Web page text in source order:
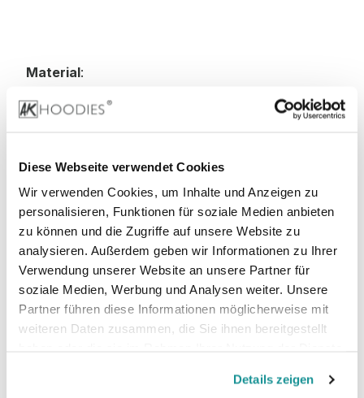
Diese Webseite verwendet Cookies
Wir verwenden Cookies, um Inhalte und Anzeigen zu
personalisieren, Funktionen für soziale Medien anbieten
zu können und die Zugriffe auf unsere Website zu
analysieren. Außerdem geben wir Informationen zu Ihrer
Verwendung unserer Website an unsere Partner für
soziale Medien, Werbung und Analysen weiter. Unsere
Partner führen diese Informationen möglicherweise mit
weiteren Daten zusammen, die Sie ihnen bereitgestellt
Details zeigen
Material:
80% Baumwolle, 20% Polyester
70% Baumwolle, 30% Polyester (Smoke-Farben)
75% Baumwolle, 25% Polyester (Heather Grey)
52% Baumwolle, 48% Polyester (Charcoal)